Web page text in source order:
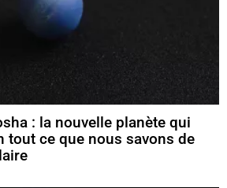
: la nouvelle planète qui
tout ce que nous savons de